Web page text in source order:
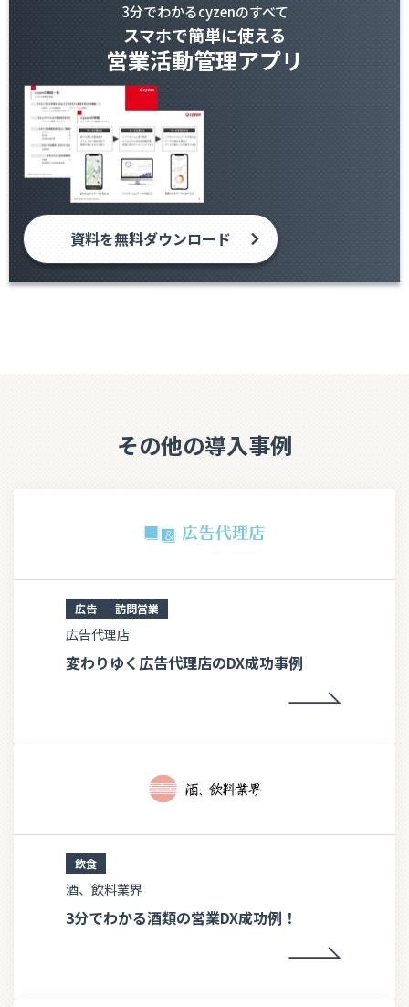
3分でわかるcyzenのすべて
スマホで簡単に使える
営業活動管理アプリ
資料を無料ダウンロード
その他の導入事例
広告 訪問営業
広告代理店
変わりゆく広告代理店のDX成功事例
飲食
酒、飲料業界
3分でわかる酒類の営業DX成功例！